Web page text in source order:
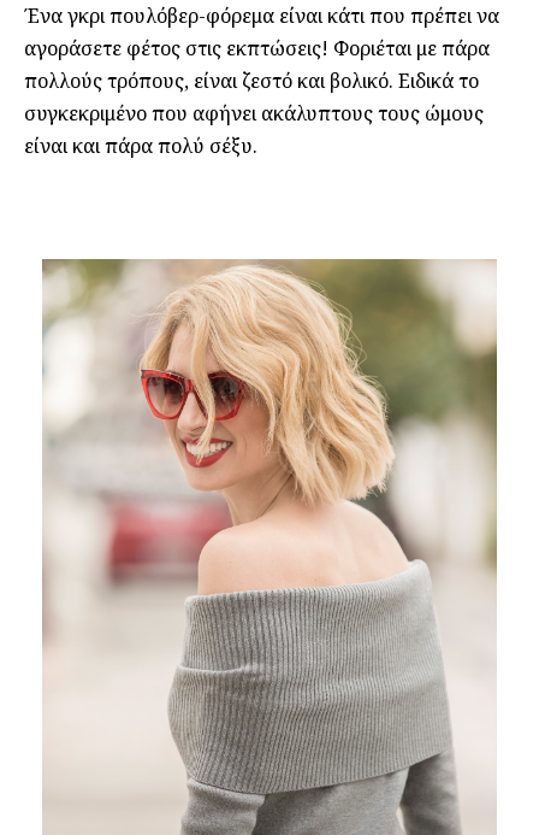
Ένα γκρι πουλόβερ-φόρεμα είναι κάτι που πρέπει να
αγοράσετε φέτος στις εκπτώσεις! Φοριέται με πάρα
πολλούς τρόπους, είναι ζεστό και βολικό. Ειδικά το
συγκεκριμένο που αφήνει ακάλυπτους τους ώμους
είναι και πάρα πολύ σέξυ.